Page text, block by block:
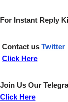
For Instant Reply
Contact us Twitter
Click Here
Join Us Our
Click Here